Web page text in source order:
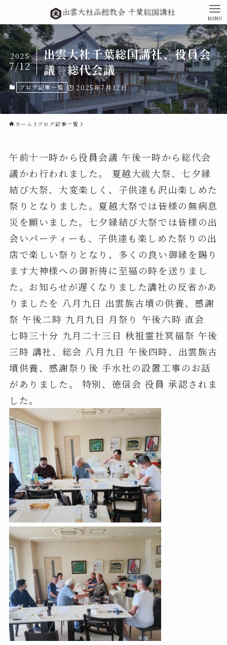
MENU
出雲大社千葉総国講社、役員会
議 総代会議
2025
7/12
ブログ記事一覧 2025年7月12日
ホーム ブログ記事一覧
午前十一時から役員会議 午後一時から総代会
議かわ行われました。 夏越大祓大祭、七夕縁
結び大祭、大変楽しく、子供達も沢山楽しめた
祭りとなりました。夏越大祭では皆様の無病息
災を願いました。七夕縁結び大祭では皆様の出
会いパーティーも、子供達も楽しめた祭りの出
店で楽しい祭りとなり、多くの良い御縁を賜り
ます大神様への御祈祷に至福の時を送りまし
た。お知らせが遅くなりました講社の反省かあ
りましたを 八月九日 出雲族古墳の供養、感謝
祭 午後二時 九月九日 月祭り 午後六時 直会
七時三十分 九月二十三日 秋祖霊社冥福祭 午後
三時 講社、総会 八月九日 午後四時、出雲族古
墳供養、感謝祭り後 手水社の設置工事のお話
がありました。 特別、徳信会 役員 承認されま
した。